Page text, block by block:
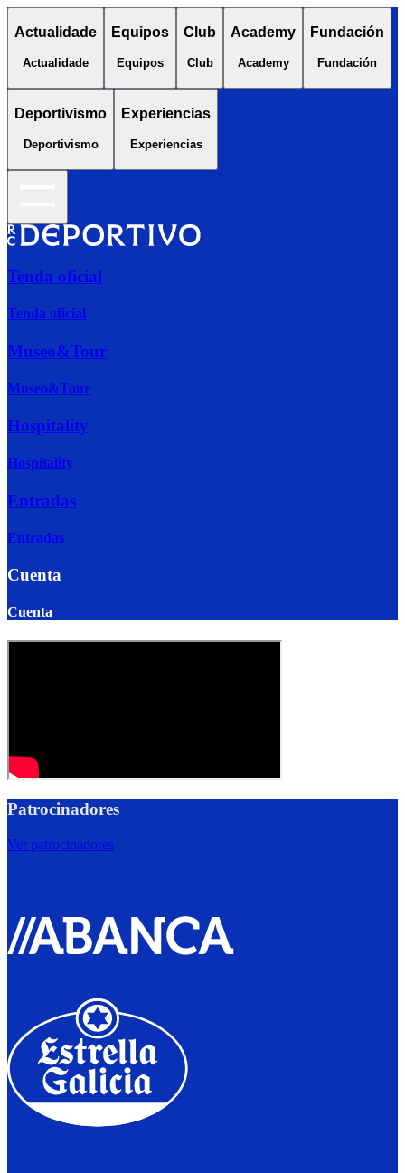
Actualidade
Actualidade
Equipos
Equipos
Club
Club
Academy
Academy
Fundación
Fundación
Deportivismo
Deportivismo
Experiencias
Experiencias
Tenda oficial
Tenda oficial
Museo&Tour
Museo&Tour
Hospitality
Hospitality
Entradas
Entradas
Cuenta
Cuenta
Patrocinadores
Ver patrocinadores